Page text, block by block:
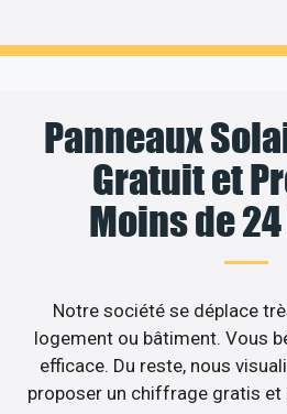
Panneaux
Gratuit et
Moins de
Notre société se déplace
logement ou bâtiment. Vous
efficace. Du reste, nous
proposer un chiffrage gratis et